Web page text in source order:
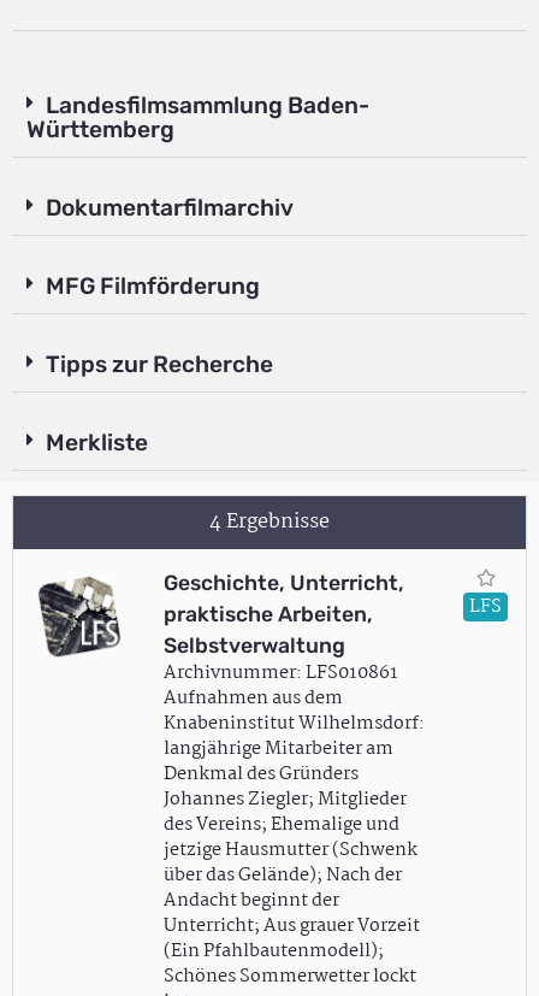
Landesfilmsammlung Baden-
Württemberg
Dokumentarfilmarchiv
MFG Filmförderung
Tipps zur Recherche
Merkliste
4 Ergebnisse
Geschichte, Unterricht,
praktische Arbeiten,
Selbstverwaltung
Archivnummer: LFS010861
Aufnahmen aus dem
Knabeninstitut Wilhelmsdorf:
langjährige Mitarbeiter am
Denkmal des Gründers
Johannes Ziegler; Mitglieder
des Vereins; Ehemalige und
jetzige Hausmutter (Schwenk
über das Gelände); Nach der
Andacht beginnt der
Unterricht; Aus grauer Vorzeit
(Ein Pfahlbautenmodell);
Schönes Sommerwetter lockt
LFS